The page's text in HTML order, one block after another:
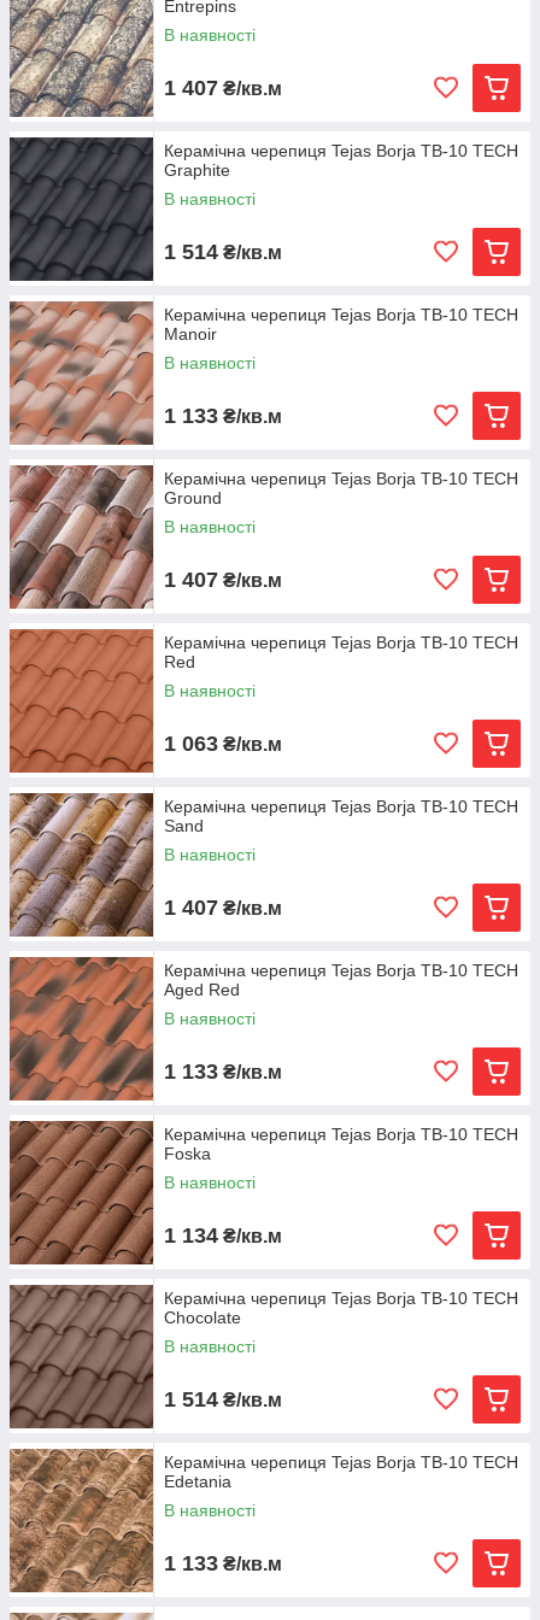
Entrepins
В наявності
1 407 ₴/кв.м
Керамічна черепиця Tejas Borja TB-10 TECH
Graphite
В наявності
1 514 ₴/кв.м
Керамічна черепиця Tejas Borja TB-10 TECH
Manoir
В наявності
1 133 ₴/кв.м
Керамічна черепиця Tejas Borja TB-10 TECH
Ground
В наявності
1 407 ₴/кв.м
Керамічна черепиця Tejas Borja TB-10 TECH
Red
В наявності
1 063 ₴/кв.м
Керамічна черепиця Tejas Borja TB-10 TECH
Sand
В наявності
1 407 ₴/кв.м
Керамічна черепиця Tejas Borja TB-10 TECH
Aged Red
В наявності
1 133 ₴/кв.м
Керамічна черепиця Tejas Borja TB-10 TECH
Foska
В наявності
1 134 ₴/кв.м
Керамічна черепиця Tejas Borja TB-10 TECH
Chocolate
В наявності
1 514 ₴/кв.м
Керамічна черепиця Tejas Borja TB-10 TECH
Edetania
В наявності
1 133 ₴/кв.м